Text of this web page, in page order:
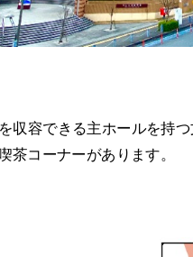
収容できる主ホールを持
茶コーナーがあります。